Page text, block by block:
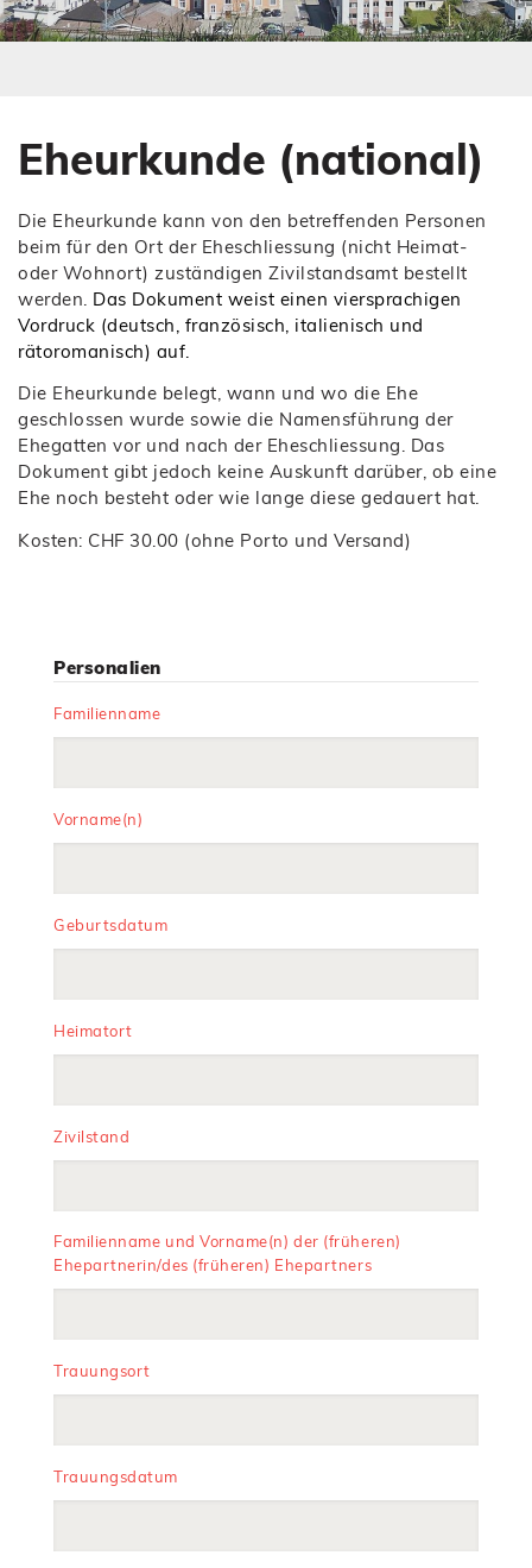
s
s
Eheurkunde (national)
Die Eheurkunde kann von den betreffenden Personen
beim für den Ort der Eheschliessung (nicht Heimat-
oder Wohnort) zuständigen Zivilstandsamt bestellt
werden. Das Dokument weist einen viersprachigen
Vordruck (deutsch, französisch, italienisch und
rätoromanisch) auf.
Die Eheurkunde belegt, wann und wo die Ehe
geschlossen wurde sowie die Namensführung der
Ehegatten vor und nach der Eheschliessung. Das
Dokument gibt jedoch keine Auskunft darüber, ob eine
Ehe noch besteht oder wie lange diese gedauert hat.
Kosten: CHF 30.00 (ohne Porto und Versand)
Personalien
Familienname
Vorname(n)
Geburtsdatum
Heimatort
Zivilstand
Familienname und Vorname(n) der (früheren)
Ehepartnerin/des (früheren) Ehepartners
Trauungsort
Trauungsdatum